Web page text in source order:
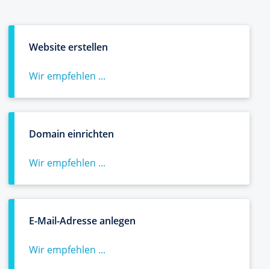
Website erstellen
Wir empfehlen ...
Domain einrichten
Wir empfehlen ...
E-Mail-Adresse anlegen
Wir empfehlen ...